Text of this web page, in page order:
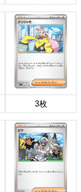
3枚